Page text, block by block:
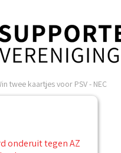
twee kaartjes voor PSV - NEC
onderuit tegen AZ